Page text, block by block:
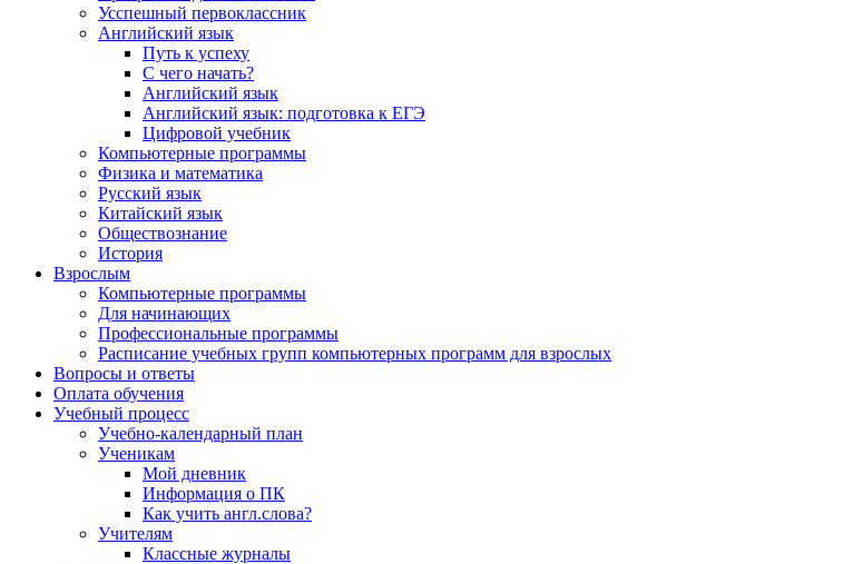
Усспешный первоклассник
Английский язык
Путь к успеху
С чего начать?
Английский язык
Английский язык: подготовка к ЕГЭ
Цифровой учебник
Компьютерные программы
Физика и математика
Русский язык
Китайский язык
Обществознание
История
Взрослым
Компьютерные программы
Для начинающих
Профессиональные программы
Расписание учебных групп компьютерных программ для взрослых
Вопросы и ответы
Оплата обучения
Учебный процесс
Учебно-календарный план
Ученикам
Мой дневник
Информация о ПК
Как учить англ.слова?
Учителям
Классные журналы